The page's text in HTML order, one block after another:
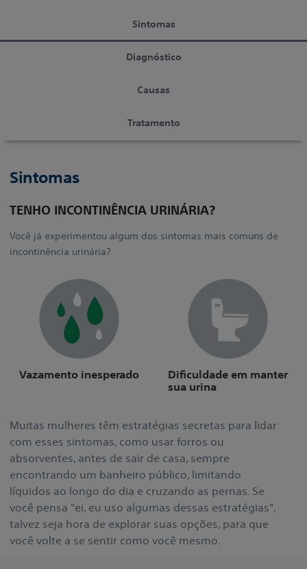
Sintomas
Diagnóstico
Causas
Tratamento
Sintomas
TENHO INCONTINÊNCIA URINÁRIA?
Você já experimentou algum dos sintomas mais comuns de
incontinência urinária?
Vazamento inesperado
Dificuldade em manter
sua urina
Muitas mulheres têm estratégias secretas para lidar
com esses sintomas, como usar forros ou
absorventes, antes de sair de casa, sempre
encontrando um banheiro público, limitando
líquidos ao longo do dia e cruzando as pernas. Se
você pensa "ei, eu uso algumas dessas estratégias",
talvez seja hora de explorar suas opções, para que
você volte a se sentir como você mesmo.